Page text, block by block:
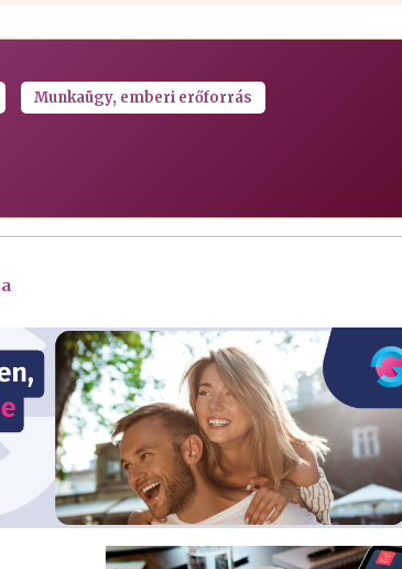
Munkaügy, emberi erőforrás